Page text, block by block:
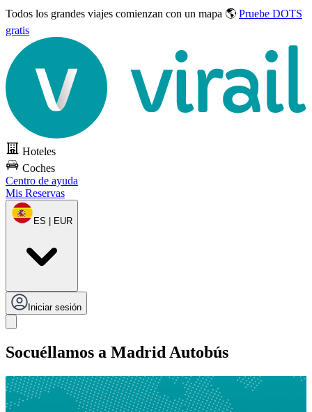
Todos los grandes viajes comienzan con un mapa 🌎 Pruebe DOTS
gratis
Hoteles
Coches
Centro de ayuda
Mis Reservas
ES | EUR
Iniciar sesión
Socuéllamos a Madrid Autobús